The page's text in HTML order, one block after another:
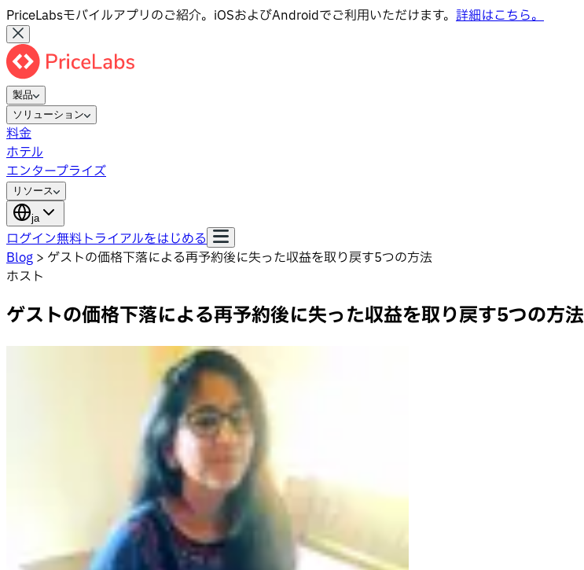
PriceLabsモバイルアプリのご紹介。iOSおよびAndroidでご利用いただけます。 詳細はこちら。
製品
ソリューション
料金
ホテル
エンタープライズ
リソース
ja
ログイン無料トライアルをはじめる
Blog > ゲストの価格下落による再予約後に失った収益を取り戻す5つの方法
ホスト
ゲストの価格下落による再予約後に失った収益を取り戻す5つの方法